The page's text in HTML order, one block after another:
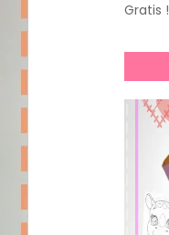
Gratis !